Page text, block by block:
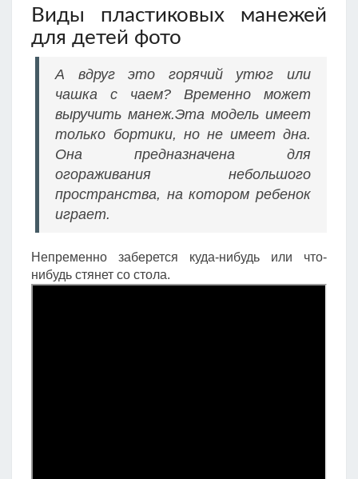
Виды пластиковых манежей
для детей фото
А вдруг это горячий утюг или
чашка с чаем? Временно может
выручить манеж.Эта модель имеет
только бортики, но не имеет дна.
Она предназначена для
огораживания небольшого
пространства, на котором ребенок
играет.
Непременно заберется куда-нибудь или что-
нибудь стянет со стола.